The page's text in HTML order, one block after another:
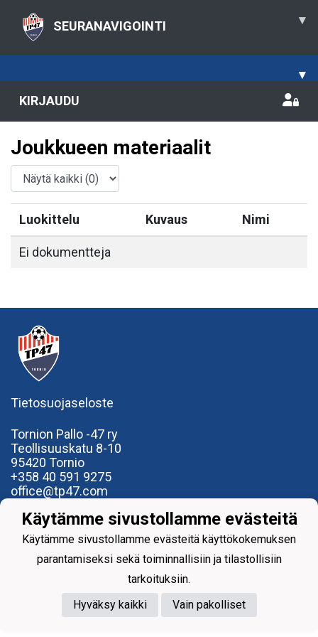
SEURANAVIGOINTI ▾
▾
KIRJAUDU
Joukkueen materiaalit
Luokittelu Kuvaus Nimi
Ei dokumentteja
Tietosuojaseloste
Tornion Pallo -47 ry
Teollisuuskatu 8-10
95420 Tornio
+358 40 591 9275
office@tp47.com
Käytämme sivustollamme evästeitä
Käytämme sivustollamme evästeitä käyttökokemuksen
parantamiseksi sekä toiminnallisiin ja tilastollisiin
tarkoituksiin.
Hyväksy kaikki
Vain pakolliset